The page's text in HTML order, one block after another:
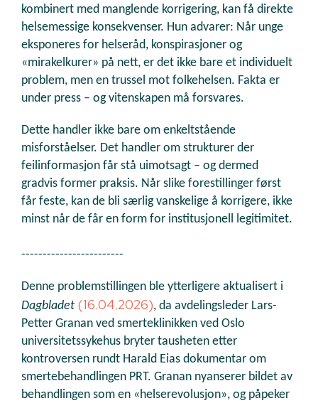
kombinert med manglende korrigering, kan få direkte
helsemessige konsekvenser. Hun advarer: Når unge
eksponeres for helseråd, konspirasjoner og
«mirakelkurer» på nett, er det ikke bare et individuelt
problem, men en trussel mot folkehelsen. Fakta er
under press – og vitenskapen må forsvares.
Dette handler ikke bare om enkeltstående
misforståelser. Det handler om strukturer der
feilinformasjon får stå uimotsagt – og dermed
gradvis former praksis. Når slike forestillinger først
får feste, kan de bli særlig vanskelige å korrigere, ikke
minst når de får en form for institusjonell legitimitet.
------------------------
Denne problemstillingen ble ytterligere aktualisert i
Dagbladet (16.04.2026), da avdelingsleder Lars-
Petter Granan ved smerteklinikken ved Oslo
universitetssykehus bryter tausheten etter
kontroversen rundt Harald Eias dokumentar om
smertebehandlingen PRT. Granan nyanserer bildet av
behandlingen som en «helserevolusjon», og påpeker